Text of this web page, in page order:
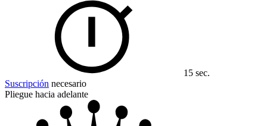
15 sec.
Suscripción necesario
Pliegue hacia adelante